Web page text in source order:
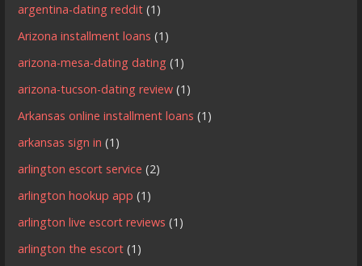
argentina-dating reddit (1)
Arizona installment loans (1)
arizona-mesa-dating dating (1)
arizona-tucson-dating review (1)
Arkansas online installment loans (1)
arkansas sign in (1)
arlington escort service (2)
arlington hookup app (1)
arlington live escort reviews (1)
arlington the escort (1)